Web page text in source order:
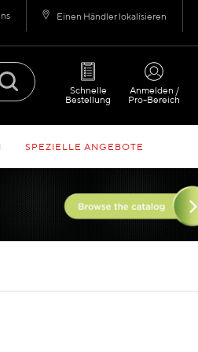
Einen Händler lokalisieren
Schnelle
Bestellung
Anmelden /
Pro-Bereich
SPEZIELLE ANGEBOTE